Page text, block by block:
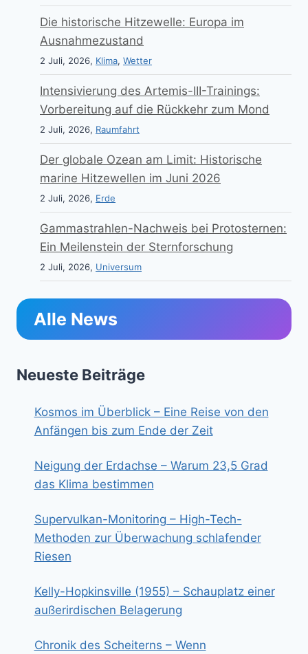
Die historische Hitzewelle: Europa im
Ausnahmezustand
2 Juli, 2026, Klima, Wetter
Intensivierung des Artemis-III-Trainings:
Vorbereitung auf die Rückkehr zum Mond
2 Juli, 2026, Raumfahrt
Der globale Ozean am Limit: Historische
marine Hitzewellen im Juni 2026
2 Juli, 2026, Erde
Gammastrahlen-Nachweis bei Protosternen:
Ein Meilenstein der Sternforschung
2 Juli, 2026, Universum
Alle News
Neueste Beiträge
Kosmos im Überblick – Eine Reise von den
Anfängen bis zum Ende der Zeit
Neigung der Erdachse – Warum 23,5 Grad
das Klima bestimmen
Supervulkan-Monitoring – High-Tech-
Methoden zur Überwachung schlafender
Riesen
Kelly-Hopkinsville (1955) – Schauplatz einer
außerirdischen Belagerung
Chronik des Scheiterns – Wenn